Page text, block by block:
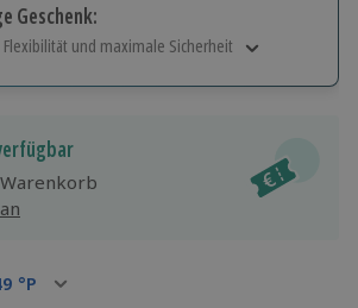
Geschenk:
und maximale Sicherheit
alle Erlebnisse einlösbar.
°P